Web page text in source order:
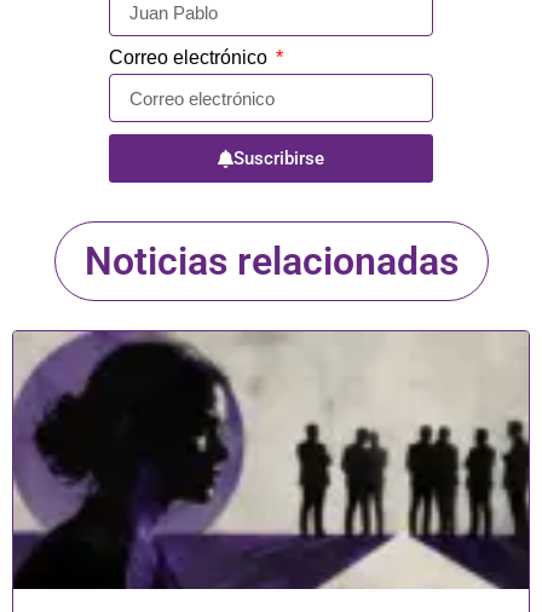
Correo electrónico
Suscribirse
Noticias relacionadas